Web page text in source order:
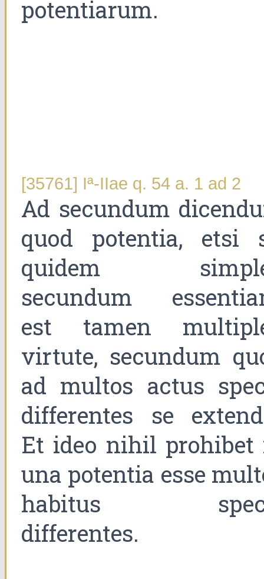
potentiarum.
[35761] Iª-IIae q. 54 a. 1 ad 2
Ad secundum
quod potentia, etsi
quidem
secundum
est tamen
virtute, secundum
ad multos actus
differentes se
Et ideo nihil prohibet
una potentia esse
habitus
differentes.